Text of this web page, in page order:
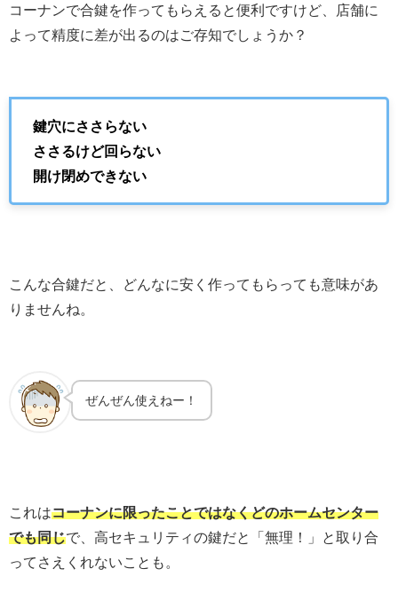
コーナンで合鍵を作ってもらえると便利ですけど、店舗に
よって精度に差が出るのはご存知でしょうか？
鍵穴にささらない
ささるけど回らない
開け閉めできない
こんな合鍵だと、どんなに安く作ってもらっても意味があ
りませんね。
ぜんぜん使えねー！
これはコーナンに限ったことではなくどのホームセンター
でも同じで、高セキュリティの鍵だと「無理！」と取り合
ってさえくれないことも。